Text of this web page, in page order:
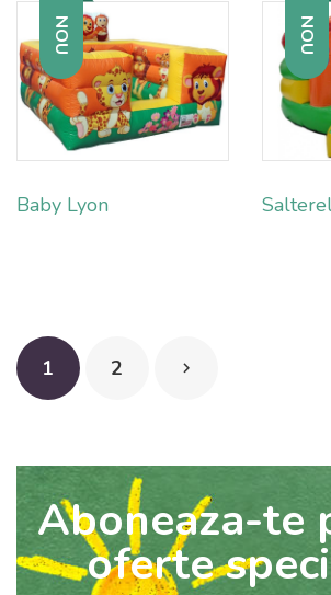
NOU
Baby Lyon
NOU
1 2 
Aboneaza-te
oferte